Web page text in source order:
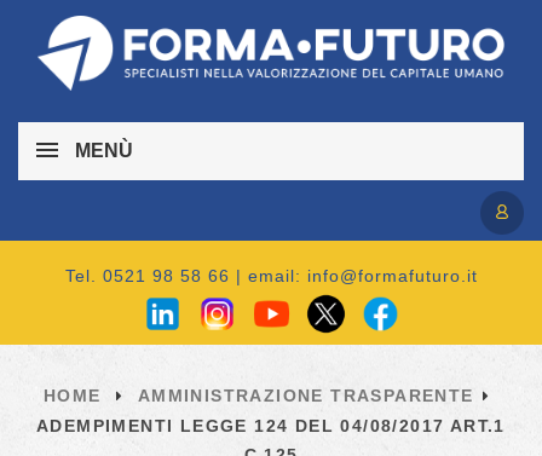
MENÙ
Tel. 0521 98 58 66 | email: info@formafuturo.it
HOME
AMMINISTRAZIONE TRASPARENTE
ADEMPIMENTI LEGGE 124 DEL 04/08/2017 ART.1